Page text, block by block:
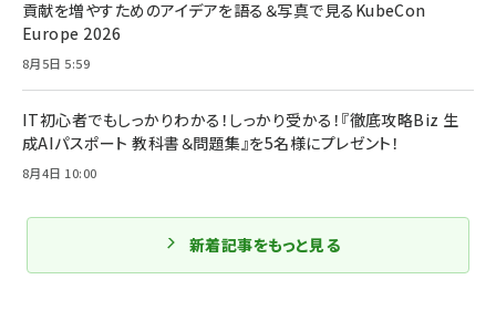
貢献を増やすためのアイデアを語る＆写真で見るKubeCon
Europe 2026
8月5日 5:59
IT初心者でもしっかりわかる！しっかり受かる！『徹底攻略Biz 生
成AIパスポート 教科書＆問題集』を5名様にプレゼント！
8月4日 10:00
新着記事をもっと見る